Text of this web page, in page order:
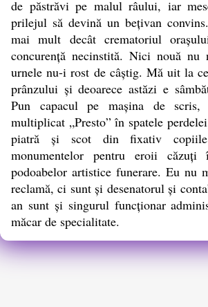
de păstrăvi pe malul râului, iar
prilejul să devină un beţivan
mai mult decât crematoriul
concurenţă necinstită. Nici nouă
urnele nu-i rost de câştig. Mă uit la
prânzului şi deoarece astăzi e
Pun capacul pe maşina de scris,
multiplicat „Presto” în spatele
piatră şi scot din fixativ copiile
monumentelor pentru eroii
podoabelor artistice funerare. Eu nu
reclamă, ci sunt şi desenatorul şi
an sunt şi singurul funcţionar
măcar de specialitate.